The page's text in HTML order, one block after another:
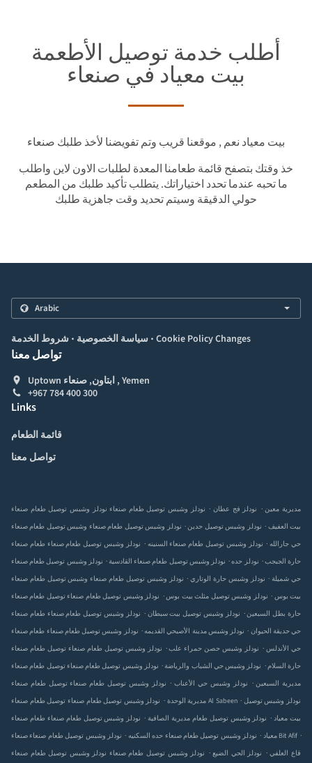
أطلب خدمة توصيل الأطعمة
في صنعاء‎ بيت معياد
وتم تفويضنا لأخذ طلبك صنعاء‎ بيت معياد نعم , موقعنا قريب
خذ وقتك بتصفح قائمة طعامنا المعدة لطلبات الاون لاين واطلب
ما تحبه عندما تحدد اختياراتك. يتطلب تأكيد طلبك من المطعم
حولي الدقيقة وسيتم تحديد وقت جاهزية طلبك
سياسة الخصوصية . شروط الخدمة . Cookie Policy Changes
تواصل معنا
Uptown ابتاون, صنعاء , Yemen
+967 784 400 300
Links
قائمة الطعام
تواصل معنا
نودلز وشبس توصيل طعام صنعاء‎ فج عطان . نودلز وشبس توصيل طعام صنعاء‎ مديرية معين . نودلز
وشبس توصيل طعام صنعاء‎ حدين. نودلز وشبس توصيل طعام صنعاء‎ بيت العفيف . نودلز وشبس توصيل
طعام صنعاء‎ السنينه . نودلز وشبس توصيل طعام صنعاء‎ حي جارالله . نودلز وشبس توصيل طعام صنعاء‎
القادسية. نودلز وشبس توصيل طعام صنعاء‎ حده. نودلز وشبس توصيل طعام صنعاء‎ حارة الجبجب. نودلز
وشبس توصيل طعام صنعاء‎ حارة الوتاري . نودلز وشبس توصيل طعام صنعاء‎ حي شميلة . نودلز وشبس
توصيل طعام صنعاء‎ مثلث بيت بوس. نودلز وشبس توصيل طعام صنعاء‎ بيت بوس . نودلز وشبس توصيل
طعام صنعاء‎ بيت سبطان . نودلز وشبس توصيل طعام صنعاء‎ حارة بطل السبعين . نودلز وشبس توصيل
طعام صنعاء‎ مدينة الأصبحي القديمه. نودلز وشبس توصيل طعام صنعاء‎ حي حديقة الحيوان . نودلز وشبس
توصيل طعام صنعاء‎ حصن حمراء علب . نودلز وشبس توصيل طعام صنعاء‎ حي الأندلس . نودلز وشبس
توصيل طعام صنعاء‎ حي الشباب والرياضة. نودلز وشبس توصيل طعام صنعاء‎ حارة السلام. نودلز وشبس
توصيل طعام صنعاء‎ حي الأعناب . نودلز وشبس توصيل طعام صنعاء‎ مديرية السبعين . نودلز وشبس
توصيل طعام صنعاء‎ مديرية الوحدة . نودلز وشبس توصيل طعام صنعاء‎ Al Sabeen . نودلز وشبس توصيل
طعام صنعاء‎ مديرية الصافية . نودلز وشبس توصيل طعام صنعاء‎ بيت معياد . نودلز وشبس توصيل طعام
صنعاء‎ حده السكنيه . نودلز وشبس توصيل طعام صنعاء‎ معياد . نودلز وشبس توصيل طعام صنعاء‎ Bit Afif .
نودلز وشبس توصيل طعام صنعاء‎ الحي الضيع . نودلز وشبس توصيل طعام صنعاء‎ قاع العلفي . نودلز